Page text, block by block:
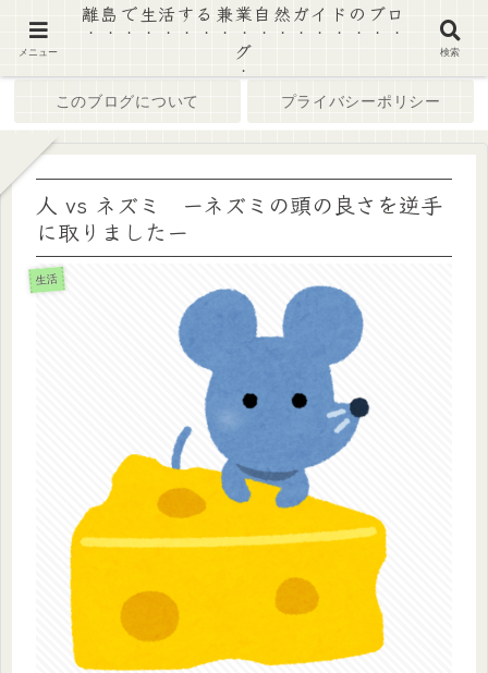
このブログについて プライバシーポリシー
人 vs ネズミ ーネズミの頭の良さを逆手
に取りましたー
生活
メニュー
離島で生活する兼業自然ガイドのブロ
グ
検索